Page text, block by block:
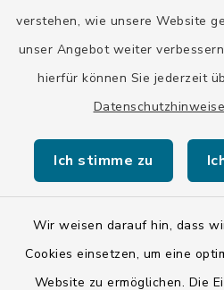
verstehen, wie unsere Website
unser Angebot weiter
hierfür können Sie jederzeit
Ich stimme zu
Wir weisen darauf hin, dass
Cookies einsetzen, um eine
Website zu ermöglichen. Die
BayernPortal